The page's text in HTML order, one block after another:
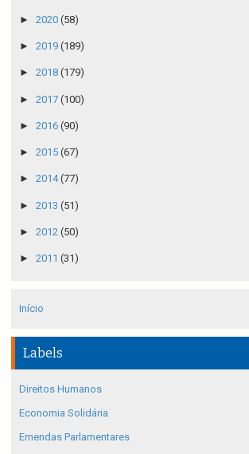
► 2020 (58)
► 2019 (189)
► 2018 (179)
► 2017 (100)
► 2016 (90)
► 2015 (67)
► 2014(77)
► 2013 (51)
► 2012 (50)
► 2011 (31)
Início
Labels
Direitos Humanos
Economia Solidária
Emendas Parlamentares